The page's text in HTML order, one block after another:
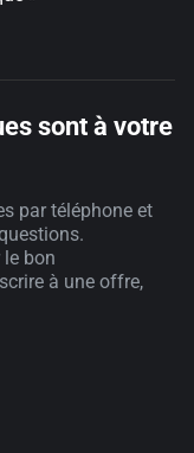
sont à votre
par téléphone et
le bon
à une offre,